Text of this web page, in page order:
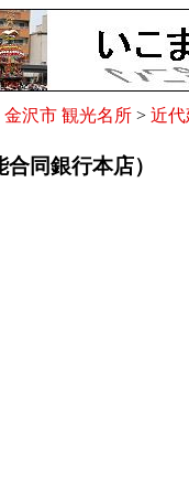
金沢市 観光名所 > 近
同銀行本店）